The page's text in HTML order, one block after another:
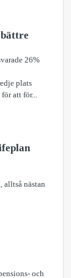
26%
plats
att för...
alltså nästan
och